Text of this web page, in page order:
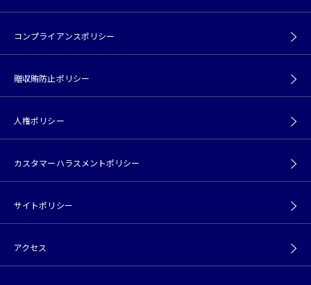
コンプライアンスポリシー
贈収賄防止ポリシー
人権ポリシー
カスタマーハラスメントポリシー
サイトポリシー
アクセス